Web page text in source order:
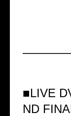
■LIVE
ND